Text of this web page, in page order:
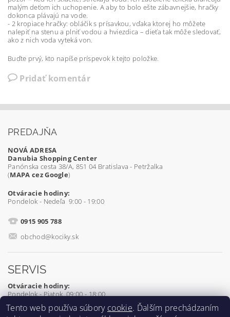
malým deťom ich uchopenie. A aby to bolo ešte zábavnejšie, hračky
dokonca plávajú na vode.
- 2 kropiace hračky: obláčik s prísavkou, vďaka ktorej ho môžete
nalepiť na stenu a plniť vodou a hviezdica – dieťa tak môže sledovať,
ako z nich voda vyteká von.
Buďte prvý, kto napíše príspevok k tejto položke.
Pridať komentár
PREDAJŇA
NOVÁ ADRESA
Danubia Shopping Center
Panónska cesta 38/A, 851 04 Bratislava - Petržalka
(MAPA cez Google)
Otváracie hodiny:
Pondelok - Nedeľa 9:00 - 19:00
0915 905 788
obchod@kociky.sk
SERVIS
Otváracie hodiny:
Pondelok - Piatok 09:00 - 18:00
0905 539 927
Tento web používa súbory cookie. Ďalším prechádzaním